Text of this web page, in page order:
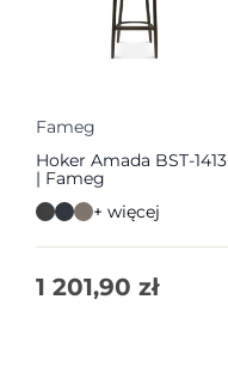
Fameg
Hoker Amada BST-1413
| Fameg
+ więcej
1 201,90 zł